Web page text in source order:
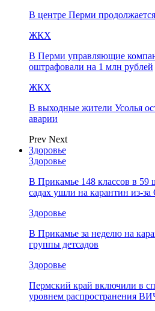
В центре Перми
ЖКХ
В Перми управляющие
оштрафовали на 1 млн рублей
ЖКХ
В выходные жители Усолья
аварии
Prev Next
Здоровье
Здоровье
В Прикамье 148 классов в 59
садах ушли на карантин из-
Здоровье
В Прикамье за неделю на
группы детсадов
Здоровье
Пермский край включили в
уровнем распространения